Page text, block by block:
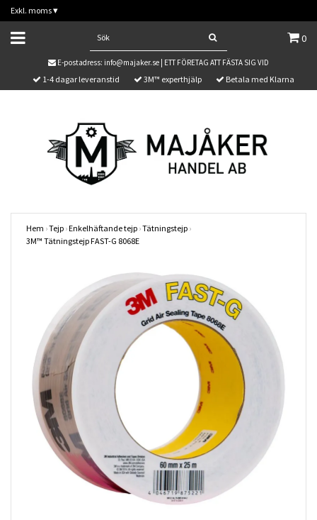
Exkl. moms▾
0
E-postadress: info@majaker.se | ETT FÖRETAG ATT FÄSTA SIG VID
1-4 dagar leveranstid 3M™ experthjälp Betala med Klarna
Hem ›Tejp ›Enkelhäftande tejp ›Tätningstejp ›
3M™ Tätningstejp FAST-G 8068E